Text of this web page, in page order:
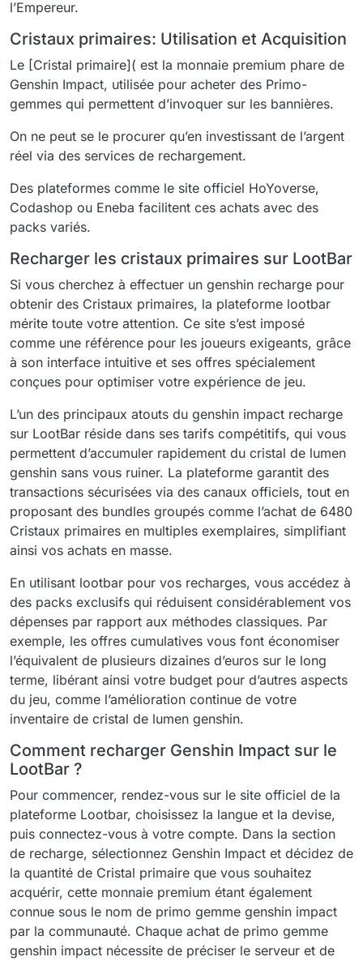
l’Empereur.
Cristaux primaires: Utilisation et Acquisition
Le [Cristal primaire]( est la monnaie premium phare de
Genshin Impact, utilisée pour acheter des Primo-
gemmes qui permettent d’invoquer sur les bannières.
On ne peut se le procurer qu’en investissant de l’argent
réel via des services de rechargement.
Des plateformes comme le site officiel HoYoverse,
Codashop ou Eneba facilitent ces achats avec des
packs variés.
Recharger les cristaux primaires sur LootBar
Si vous cherchez à effectuer un genshin recharge pour
obtenir des Cristaux primaires, la plateforme lootbar
mérite toute votre attention. Ce site s’est imposé
comme une référence pour les joueurs exigeants, grâce
à son interface intuitive et ses offres spécialement
conçues pour optimiser votre expérience de jeu.
L’un des principaux atouts du genshin impact recharge
sur LootBar réside dans ses tarifs compétitifs, qui vous
permettent d’accumuler rapidement du cristal de lumen
genshin sans vous ruiner. La plateforme garantit des
transactions sécurisées via des canaux officiels, tout en
proposant des bundles groupés comme l’achat de 6480
Cristaux primaires en multiples exemplaires, simplifiant
ainsi vos achats en masse.
En utilisant lootbar pour vos recharges, vous accédez à
des packs exclusifs qui réduisent considérablement vos
dépenses par rapport aux méthodes classiques. Par
exemple, les offres cumulatives vous font économiser
l’équivalent de plusieurs dizaines d’euros sur le long
terme, libérant ainsi votre budget pour d’autres aspects
du jeu, comme l’amélioration continue de votre
inventaire de cristal de lumen genshin.
Comment recharger Genshin Impact sur le
LootBar ?
Pour commencer, rendez-vous sur le site officiel de la
plateforme Lootbar, choisissez la langue et la devise,
puis connectez-vous à votre compte. Dans la section
de recharge, sélectionnez Genshin Impact et décidez de
la quantité de Cristal primaire que vous souhaitez
acquérir, cette monnaie premium étant également
connue sous le nom de primo gemme genshin impact
par la communauté. Chaque achat de primo gemme
genshin impact nécessite de préciser le serveur et de